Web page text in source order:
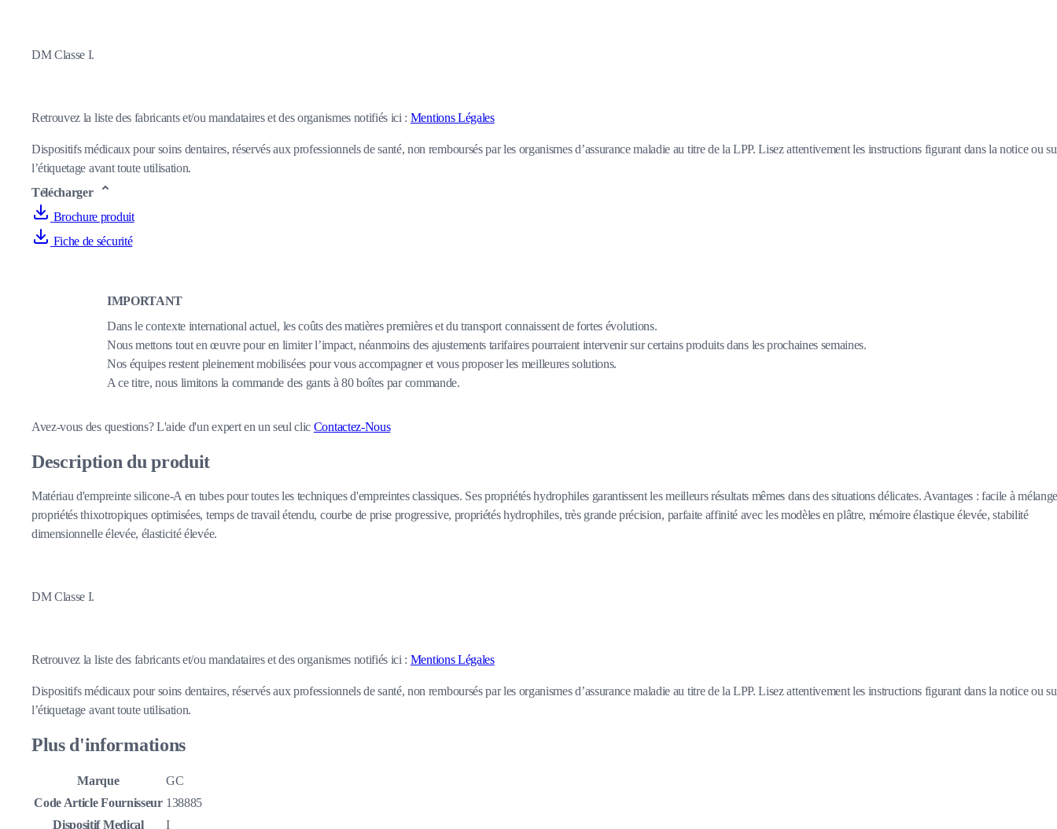
DM Classe I.
Retrouvez la liste des fabricants et/ou mandataires et des organismes notifiés ici : Mentions Légales
Dispositifs médicaux pour soins dentaires, réservés aux professionnels de santé, non remboursés par les organismes d’assurance maladie au titre de la LPP. Lisez attentivement les instructions figurant dans la notice ou
l’étiquetage avant toute utilisation.
Télécharger
Brochure produit
Fiche de sécurité
IMPORTANT
Dans le contexte international actuel, les coûts des matières premières et du transport connaissent de fortes évolutions.
Nous mettons tout en œuvre pour en limiter l’impact, néanmoins des ajustements tarifaires pourraient intervenir sur certains produits dans les prochaines semaines.
Nos équipes restent pleinement mobilisées pour vous accompagner et vous proposer les meilleures solutions.
A ce titre, nous limitons la commande des gants à 80 boîtes par commande.
Avez-vous des questions?L'aide d'un expert en un seul clic Contactez-Nous
Description du produit
Matériau d'empreinte silicone-A en tubes pour toutes les techniques d'empreintes classiques. Ses propriétés hydrophiles garantissent les meilleurs résultats mêmes dans des situations délicates. Avantages : facile à
propriétés thixotropiques optimisées, temps de travail étendu, courbe de prise progressive, propriétés hydrophiles, très grande précision, parfaite affinité avec les modèles en plâtre, mémoire élastique élevée, stabilité
dimensionnelle élevée, élasticité élevée.
DM Classe I.
Retrouvez la liste des fabricants et/ou mandataires et des organismes notifiés ici : Mentions Légales
Dispositifs médicaux pour soins dentaires, réservés aux professionnels de santé, non remboursés par les organismes d’assurance maladie au titre de la LPP. Lisez attentivement les instructions figurant dans la notice ou
l’étiquetage avant toute utilisation.
Plus d'informations
Marque
GC
Code Article Fournisseur 138885
Dispositif Medical
I